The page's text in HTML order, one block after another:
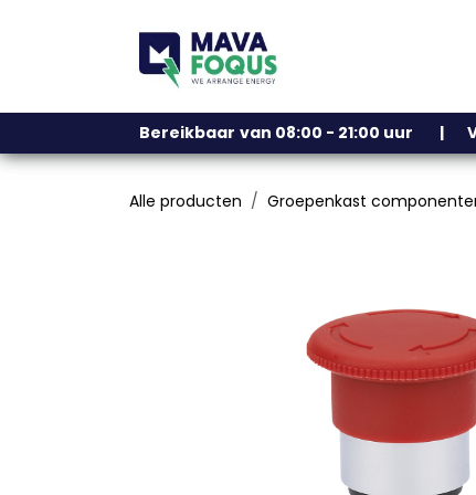
Bereikbaar van 08:00 - 21:00 uur |
Alle producten Groepenkast